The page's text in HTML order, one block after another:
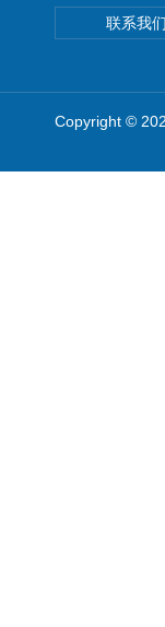
联系我们
Copyright ©